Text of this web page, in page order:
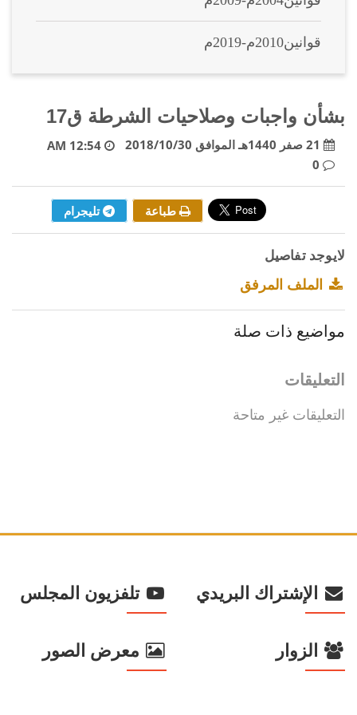
قوانين2010م-2019م
بشأن واجبات وصلاحيات الشرطة ق17
طباعة تليجرام
لايوجد تفاصيل
الملف المرفق
مواضيع ذات صلة
التعليقات
التعليقات غير متاحة
الإشتراك البريدي تلفزيون المجلس
الزوار معرض الصور